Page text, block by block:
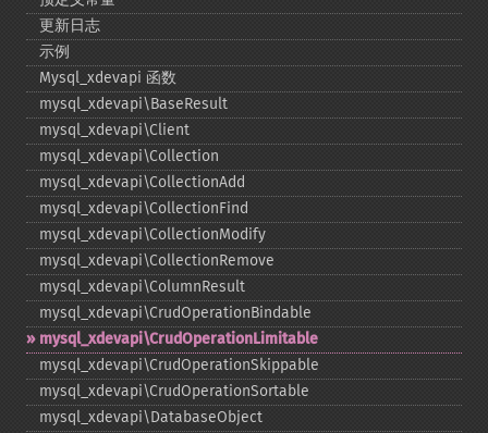
更新日志
示例
Mysql_​xdevapi 函数
mysql_​xdevapi\BaseResult
mysql_​xdevapi\Client
mysql_​xdevapi\Collection
mysql_​xdevapi\CollectionAdd
mysql_​xdevapi\CollectionFind
mysql_​xdevapi\CollectionModify
mysql_​xdevapi\CollectionRemove
mysql_​xdevapi\ColumnResult
mysql_​xdevapi\CrudOperationBindable
mysql_​xdevapi\CrudOperationLimitable
mysql_​xdevapi\CrudOperationSkippable
mysql_​xdevapi\CrudOperationSortable
mysql_​xdevapi\DatabaseObject